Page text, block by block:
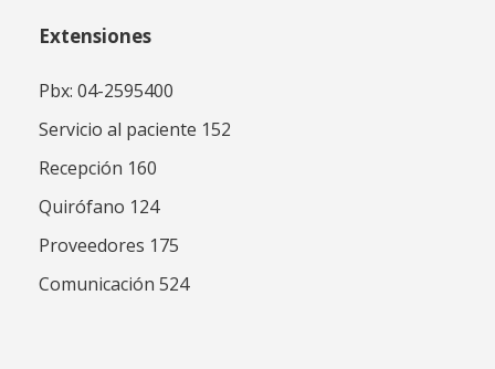
Extensiones
Pbx: 04-2595400
Servicio al paciente 152
Recepción 160
Quirófano 124
Proveedores 175
Comunicación 524